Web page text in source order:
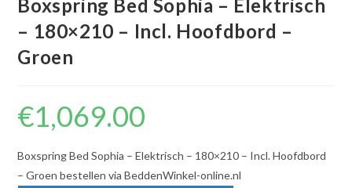
Boxspring Bed Sophia – Elektrisch
– 180×210 – Incl. Hoofdbord –
Groen
€1,069.00
Boxspring Bed Sophia – Elektrisch – 180×210 – Incl. Hoofdbord
– Groen bestellen via BeddenWinkel-online.nl